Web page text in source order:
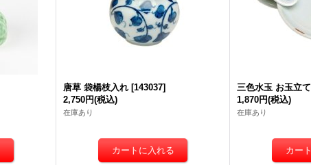
唐草 袋楊枝入れ [143037]
2,750円(税込)
在庫あり
三色水玉 お玉立て
1,870円(税込)
在庫あり